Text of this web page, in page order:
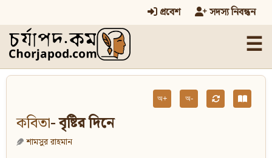
প্রবেশ সদস্য নিবন্ধন
☰
অ+ অ-
কবিতা- বৃষ্টির দিনে
শামসুর রাহমান